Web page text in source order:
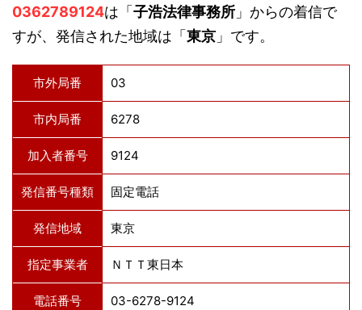
0362789124は「 子浩法律事務所 」からの着信で
すが、発信された地域は「 東京 」です。
市外局番 03
市内局番 6278
加入者番号 9124
発信番号種類 固定電話
発信地域 東京
指定事業者 ＮＴＴ東日本
電話番号 03-6278-9124